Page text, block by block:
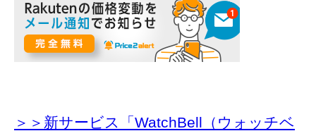
＞＞新サービス「WatchBell（ウォッチベ